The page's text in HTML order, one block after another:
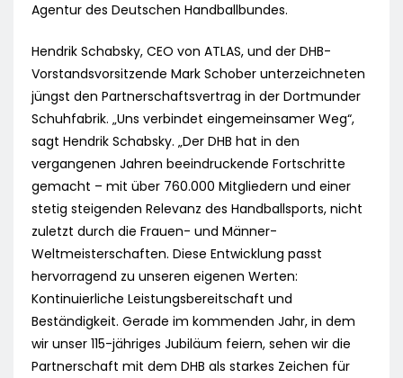
Agentur des Deutschen Handballbundes.
Hendrik Schabsky, CEO von ATLAS, und der DHB-
Vorstandsvorsitzende Mark Schober unterzeichneten
jüngst den Partnerschaftsvertrag in der Dortmunder
Schuhfabrik. „Uns verbindet eingemeinsamer Weg“,
sagt Hendrik Schabsky. „Der DHB hat in den
vergangenen Jahren beeindruckende Fortschritte
gemacht – mit über 760.000 Mitgliedern und einer
stetig steigenden Relevanz des Handballsports, nicht
zuletzt durch die Frauen- und Männer-
Weltmeisterschaften. Diese Entwicklung passt
hervorragend zu unseren eigenen Werten:
Kontinuierliche Leistungsbereitschaft und
Beständigkeit. Gerade im kommenden Jahr, in dem
wir unser 115-jähriges Jubiläum feiern, sehen wir die
Partnerschaft mit dem DHB als starkes Zeichen für